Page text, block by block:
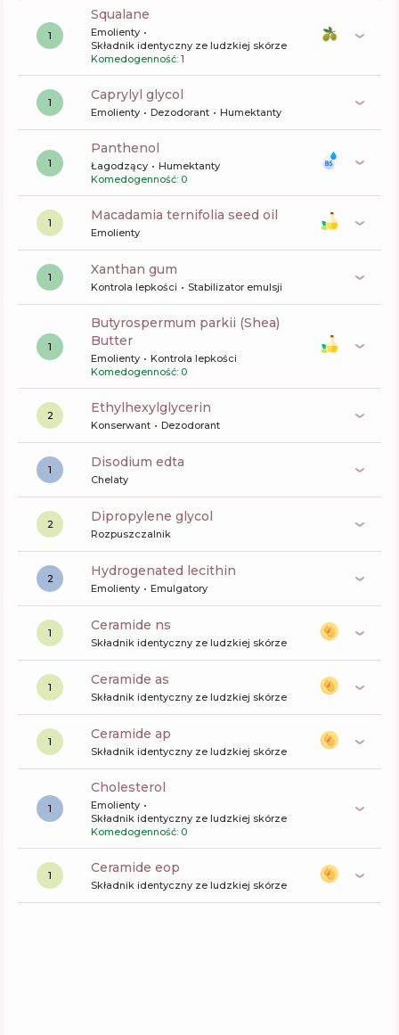
1
squalane
Emolienty
Składnik identyczny ze ludzkiej skórze
Komedogenność: 1
1 caprylyl glycol
Emolienty Dezodorant Humektanty
1
panthenol
Łagodzący
Humektanty
Komedogenność: 0
1 macadamia ternifolia seed oil
Emolienty
1 xanthan gum
Kontrola lepkości Stabilizator emulsji
1
butyrospermum parkii (Shea)
Butter
Emolienty
Kontrola lepkości
Komedogenność: 0
2 ethylhexylglycerin
Konserwant Dezodorant
1 disodium edta
Chelaty
2 dipropylene glycol
Rozpuszczalnik
2 hydrogenated lecithin
Emolienty Emulgatory
1 ceramide ns
Składnik identyczny ze ludzkiej skórze
1 ceramide as
Składnik identyczny ze ludzkiej skórze
1 ceramide ap
Składnik identyczny ze ludzkiej skórze
1
cholesterol
Emolienty
Składnik identyczny ze ludzkiej skórze
Komedogenność: 0
1 ceramide eop
Składnik identyczny ze ludzkiej skórze